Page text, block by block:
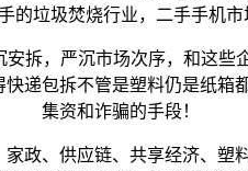
的垃圾焚烧行业，二手手机市
，严沉市场次序，和这些
递包拆不管是塑料仍是纸
集资和诈骗的手段！
、供应链、共享经济、塑